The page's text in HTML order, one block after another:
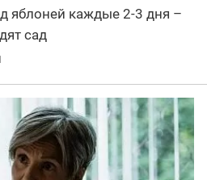
яблоней каждые 2-3 дня –
сад